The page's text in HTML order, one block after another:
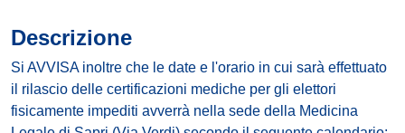
Descrizione
Si AVVISA inoltre che le date e l'orario in cui sarà effettuato
il rilascio delle certificazioni mediche per gli elettori
fisicamente impediti avverrà nella sede della Medicina